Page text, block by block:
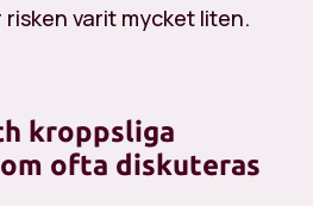
varit mycket liten.
kroppsliga
ofta diskuteras